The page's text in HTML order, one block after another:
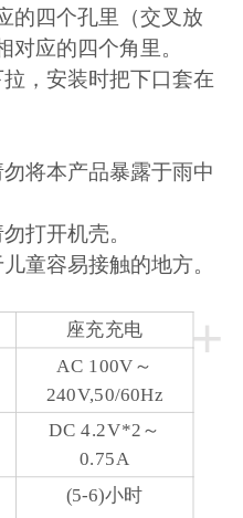
的四个孔里（交叉放
对应的四个角里。
拉，安装时把下口套在
勿将本产品暴露于雨中
打开机壳。
童容易接触的地方。
+
座充充电
AC 100V～
240V,50/60Hz
DC 4.2V*2～
0.75A
(5-6)小时